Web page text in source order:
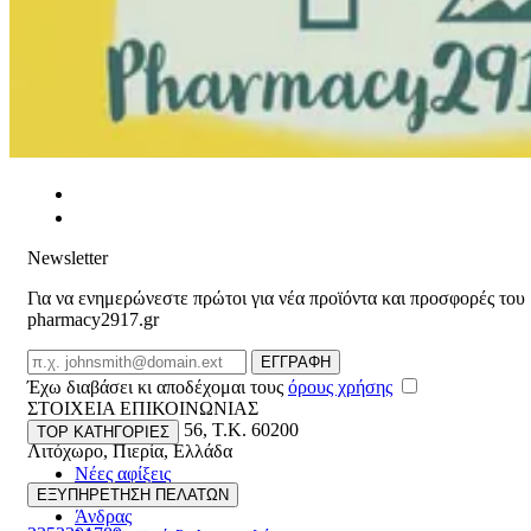
Newsletter
Για να ενημερώνεστε πρώτοι για νέα προϊόντα και προσφορές του
pharmacy2917.gr
Email
ΕΓΓΡΑΦΗ
Έχω διαβάσει κι αποδέχομαι τους όρους χρήσης
ΣΤΟΙΧΕΙΑ ΕΠΙΚΟΙΝΩΝΙΑΣ
Βασ. Κωνσταντίνου 56, T.K. 60200
Λιτόχωρο,Πιερία,Ελλάδα
ΓΕΜΗ:165892448000
TOP ΚΑΤΗΓΟΡΙΕΣ
Νέες αφίξεις
Γυναίκα
Άνδρας
ΕΞΥΠΗΡΕΤΗΣΗ ΠΕΛΑΤΩΝ